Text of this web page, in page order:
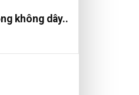
không dây..